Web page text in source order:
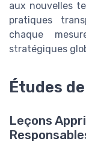
aux nouvelles
pratiques
chaque
stratégiques
Études
Leçons